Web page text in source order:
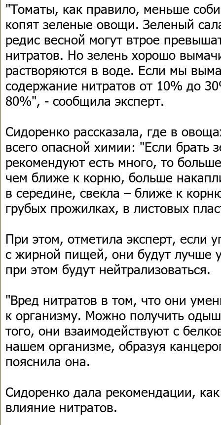
"Томаты, как правило, меньше
копят зеленые овощи. Зеленый
редис весной могут втрое
нитратов. Но зелень хорошо
растворяются в воде. Если мы
содержание нитратов от 10% до
80%", - сообщила эксперт.
Сидоренко рассказала, где в
всего опасной химии: "Если брать
рекомендуют есть много, то
чем ближе к корню, больше
в середине, свекла – ближе к
грубых прожилках, в листовых
При этом, отметила эксперт, если
с жирной пищей, они будут лучше
при этом будут нейтрализоваться.
"Вред нитратов в том, что они
к организму. Можно получить
того, они взаимодействуют с
нашем организме, образуя
пояснила она.
Сидоренко дала рекомендации,
влияние нитратов.